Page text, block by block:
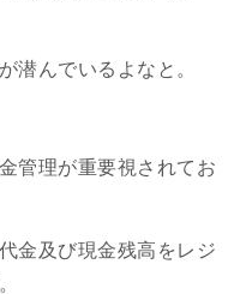
潜んでいるよなと。
管理が重要視されてお
金及び現金残高をレジ